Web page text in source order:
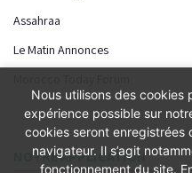
Assahraa
Le Matin Annonces
NOTRE APPLICATION
Nous utilisons des cookies
expérience possible sur
cookies seront enregistrées
navigateur. Il s’agit
fonctionnement du site.